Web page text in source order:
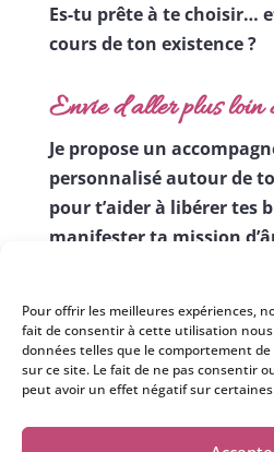
Pour offrir les meilleures expériences,
fait de consentir à cette utilisation
données telles que le comportement
sur ce site. Le fait de ne pas consentir
peut avoir un effet négatif sur
Es-tu prête à te choisir…
cours de ton existence ?
Envie d’aller plus loin
Je propose un
personnalisé autour de
pour t’aider à libérer tes
manifester ta mission
semaine je t’envoie des
t’aider à devenir
ton chemin.